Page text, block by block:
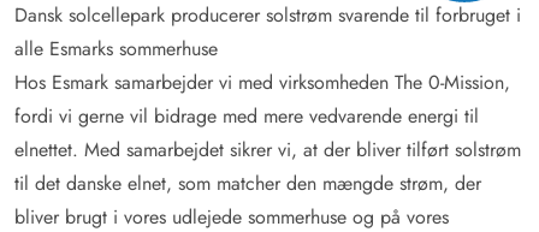
Dansk solcellepark producerer solstrøm svarende til forbruget i
alle Esmarks sommerhuse
Hos Esmark samarbejder vi med virksomheden The 0-Mission,
fordi vi gerne vil bidrage med mere vedvarende energi til
elnettet. Med samarbejdet sikrer vi, at der bliver tilført solstrøm
til det danske elnet, som matcher den mængde strøm, der
bliver brugt i vores udlejede sommerhuse og på vores